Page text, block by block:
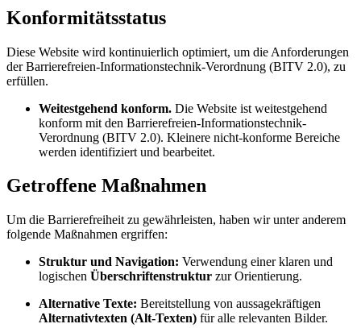
Konformitätsstatus
Diese Website wird kontinuierlich optimiert, um die Anforderungen
der Barrierefreien-Informationstechnik-Verordnung (BITV 2.0), zu
erfüllen.
Weitestgehend konform. Die Website ist weitestgehend
konform mit den Barrierefreien-Informationstechnik-
Verordnung (BITV 2.0). Kleinere nicht-konforme Bereiche
werden identifiziert und bearbeitet.
Getroffene Maßnahmen
Um die Barrierefreiheit zu gewährleisten, haben wir unter anderem
folgende Maßnahmen ergriffen:
Struktur und Navigation: Verwendung einer klaren und
logischen Überschriftenstruktur zur Orientierung.
Alternative Texte: Bereitstellung von aussagekräftigen
Alternativtexten (Alt-Texten) für alle relevanten Bilder.